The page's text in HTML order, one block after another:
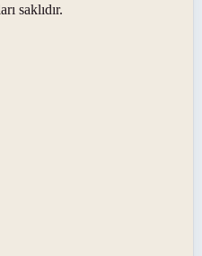
saklıdır.